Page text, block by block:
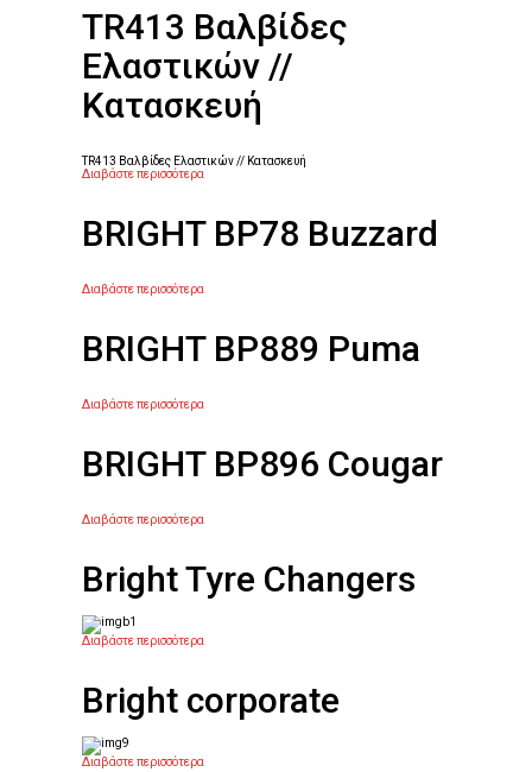
TR413 Βαλβίδες
Ελαστικών //
Κατασκευή
TR413 Βαλβίδες Ελαστικών // Κατασκευή
Διαβάστε περισσότερα
BRIGHT BP78 Buzzard
Διαβάστε περισσότερα
BRIGHT BP889 Puma
Διαβάστε περισσότερα
BRIGHT BP896 Cougar
Διαβάστε περισσότερα
Bright Tyre Changers
Διαβάστε περισσότερα
Bright corporate
Διαβάστε περισσότερα